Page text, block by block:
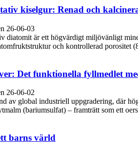
kiselgur: Renad och
26-06-03
diatomit är ett högvärdigt miljövänligt
och kontrollerad porositet
Det funktionella fyllmedlet
26-06-02
av global industriell uppgradering, där
(bariumsulfat) – framträtt som ett
barns värld